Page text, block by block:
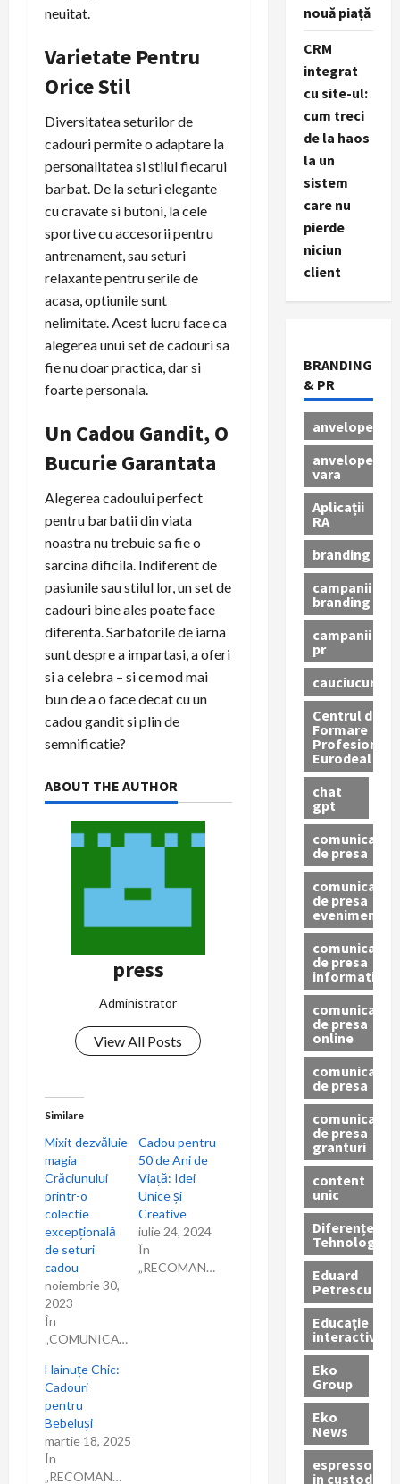
neuitat.
Varietate Pentru
Orice Stil
Diversitatea seturilor de
cadouri permite o adaptare la
personalitatea si stilul fiecarui
barbat. De la seturi elegante
cu cravate si butoni, la cele
sportive cu accesorii pentru
antrenament, sau seturi
relaxante pentru serile de
acasa, optiunile sunt
nelimitate. Acest lucru face ca
alegerea unui set de cadouri sa
fie nu doar practica, dar si
foarte personala.
Un Cadou Gandit, O
Bucurie Garantata
Alegerea cadoului perfect
pentru barbatii din viata
noastra nu trebuie sa fie o
sarcina dificila. Indiferent de
pasiunile sau stilul lor, un set de
cadouri bine ales poate face
diferenta. Sarbatorile de iarna
sunt despre a impartasi, a oferi
si a celebra – si ce mod mai
bun de a o face decat cu un
cadou gandit si plin de
semnificatie?
ABOUT THE AUTHOR
press
Administrator
View All Posts
Similare
Mixit dezvăluie
magia
Crăciunului
printr-o
colectie
excepțională
de seturi
cadou
noiembrie 30,
2023
În
„COMUNICAT”
Cadou pentru
50 de Ani de
Viață: Idei
Unice și
Creative
iulie 24, 2024
În
„RECOMANDARI”
Hainuțe Chic:
Cadouri
pentru
Bebeluși
martie 18, 2025
În
„RECOMANDARI”
nouă piață
CRM
integrat
cu site-ul:
cum treci
de la haos
la un
sistem
care nu
pierde
niciun
client
BRANDING
& PR
anvelope
anvelope
vara
Aplicații
RA
branding
campanii
branding
campanii
pr
cauciucuri
Centrul de
Formare
Profesionala
Eurodeal
chat
gpt
comunicat
de presa
comunicat
de presa
eveniment
comunicat
de presa
informativ
comunicat
de presa
online
comunicate
de presa
comunicate
de presa
granturi
content
unic
Diferențe
Tehnologice
Eduard
Petrescu
Educație
interactivă
Eko
Group
Eko
News
espressoare
in custodie